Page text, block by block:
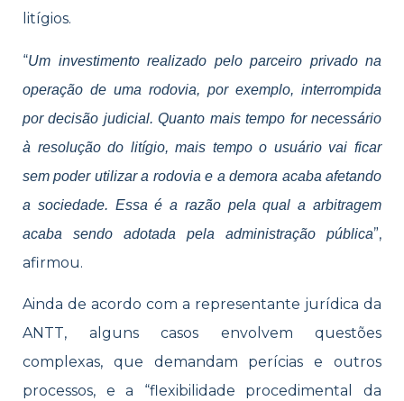
litígios.
“Um investimento realizado pelo parceiro privado na
operação de uma rodovia, por exemplo, interrompida
por decisão judicial. Quanto mais tempo for necessário
à resolução do litígio, mais tempo o usuário vai ficar
sem poder utilizar a rodovia e a demora acaba afetando
a sociedade. Essa é a razão pela qual a arbitragem
acaba sendo adotada pela administração pública”,
afirmou.
Ainda de acordo com a representante jurídica da
ANTT, alguns casos envolvem questões
complexas, que demandam perícias e outros
processos, e a “flexibilidade procedimental da